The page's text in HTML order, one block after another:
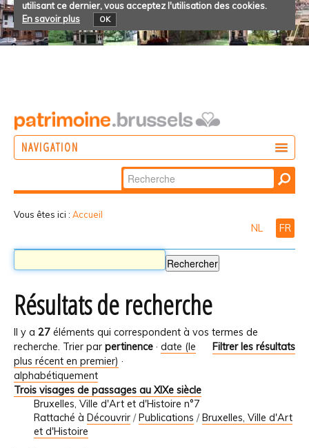
utilisant ce dernier, vous acceptez l'utilisation des cookies.
En savoir plus
OK
NAVIGATION
Chercher par
Recherche
Vous êtes ici : Accueil
NL FR
Résultats de recherche
Il y a 27 éléments qui correspondent à vos termes de
recherche.
Filtrer les résultats
Trier par pertinence · date (le
plus récent en premier) ·
alphabétiquement
Trois visages de passages au XIXe siècle
Bruxelles, Ville d'Art et d'Histoire n°7
Rattaché à Découvrir /Publications /Bruxelles, Ville d'Art
et d'Histoire